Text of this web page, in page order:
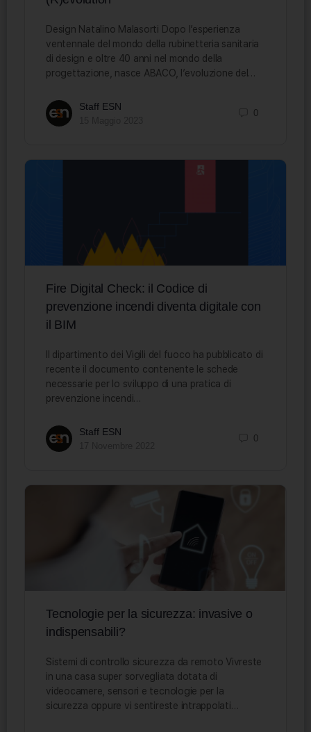
Design Natalino Malasorti Dopo l’esperienza
ventennale del mondo della rubinetteria sanitaria
di design e oltre 40 anni nel mondo della
progettazione, nasce ABACO, l’evoluzione del…
Staff ESN
0
Fire Digital Check: il Codice di
prevenzione incendi diventa digitale con
il BIM
Il dipartimento dei Vigili del fuoco ha pubblicato di
recente il documento contenente le schede
necessarie per lo sviluppo di una pratica di
prevenzione incendi…
Staff ESN
0
Tecnologie per la sicurezza: invasive o
indispensabili?
Sistemi di controllo sicurezza da remoto Vivreste
in una casa super sorvegliata dotata di
videocamere, sensori e tecnologie per la
sicurezza oppure vi sentireste intrappolati…